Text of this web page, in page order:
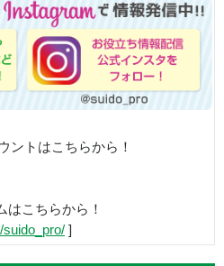
ントはこちらから！
こちらから！
]